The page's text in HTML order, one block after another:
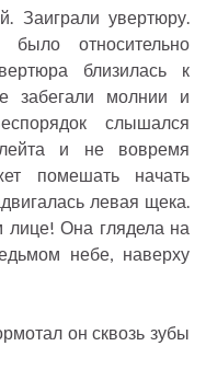
Заиграли увертюру.
относительно
близилась к
забегали молнии и
слышался
и не вовремя
помешать начать
левая щека.
лице! Она глядела на
небе, наверху
он сквозь зубы